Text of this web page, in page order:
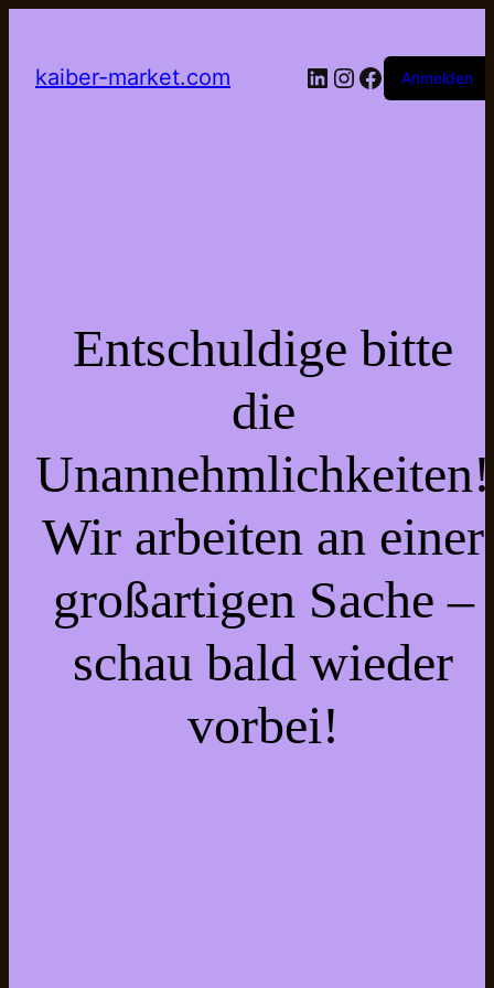
kaiber-market.com LinkedIn
Instagram
Facebook
Anmelden
Entschuldige bitte
die
Unannehmlichkeiten!
Wir arbeiten an einer
großartigen Sache –
schau bald wieder
vorbei!